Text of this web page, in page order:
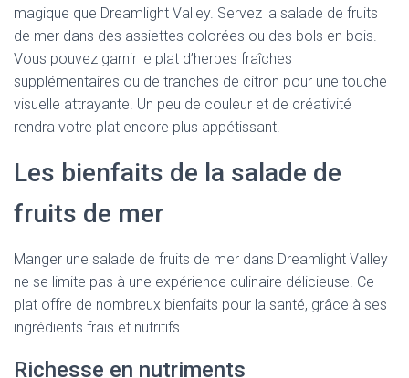
magique que Dreamlight Valley. Servez la salade de fruits
de mer dans des assiettes colorées ou des bols en bois.
Vous pouvez garnir le plat d’herbes fraîches
supplémentaires ou de tranches de citron pour une touche
visuelle attrayante. Un peu de couleur et de créativité
rendra votre plat encore plus appétissant.
Les bienfaits de la salade de
fruits de mer
Manger une salade de fruits de mer dans Dreamlight Valley
ne se limite pas à une expérience culinaire délicieuse. Ce
plat offre de nombreux bienfaits pour la santé, grâce à ses
ingrédients frais et nutritifs.
Richesse en nutriments